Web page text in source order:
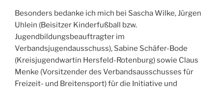
Besonders bedanke ich mich bei Sascha Wilke, Jürgen
Uhlein (Beisitzer Kinderfußball bzw.
Jugendbildungsbeauftragter im
Verbandsjugendausschuss), Sabine Schäfer-Bode
(Kreisjugendwartin Hersfeld-Rotenburg) sowie Claus
Menke (Vorsitzender des Verbandsausschusses für
Freizeit- und Breitensport) für die Initiative und